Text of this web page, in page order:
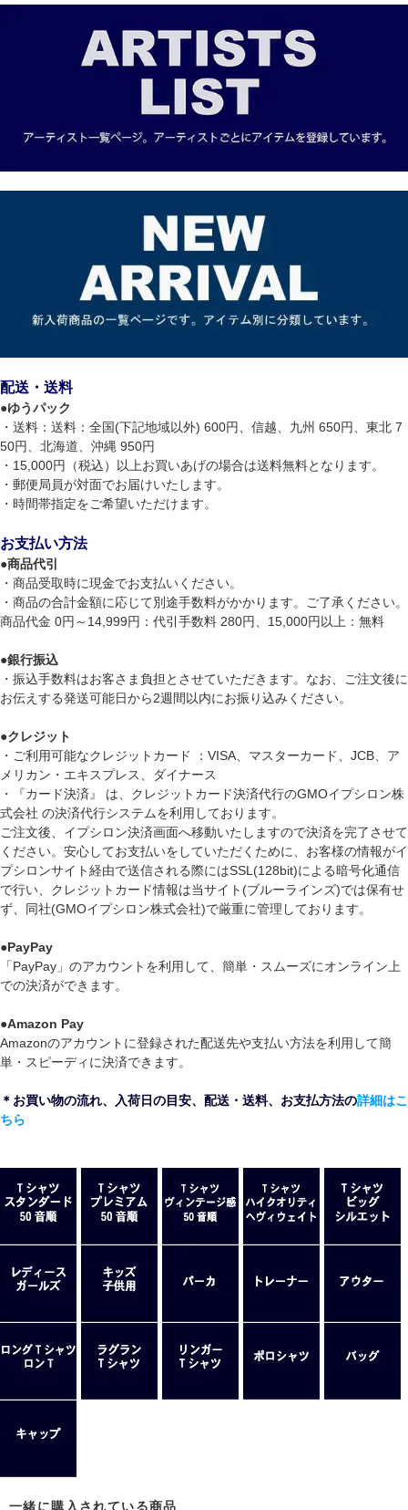
配送・送料
●ゆうパック
・送料：送料：全国(下記地域以外) 600円、信越、九州 650円、東北 7
50円、北海道、沖縄 950円
・15,000円（税込）以上お買いあげの場合は送料無料となります。
・郵便局員が対面でお届けいたします。
・時間帯指定をご希望いただけます。
お支払い方法
●商品代引
・商品受取時に現金でお支払いください。
・商品の合計金額に応じて別途手数料がかかります。ご了承ください。
商品代金 0円～14,999円：代引手数料 280円、15,000円以上：無料
●銀行振込
・振込手数料はお客さま負担とさせていただきます。なお、ご注文後に
お伝えする発送可能日から2週間以内にお振り込みください。
●クレジット
・ご利用可能なクレジットカード ：VISA、マスターカード、JCB、ア
メリカン・エキスプレス、ダイナース
・『カード決済』 は、クレジットカード決済代行のGMOイプシロン株
式会社 の決済代行システムを利用しております。
ご注文後、イプシロン決済画面へ移動いたしますので決済を完了させて
ください。安心してお支払いをしていただくために、お客様の情報がイ
プシロンサイト経由で送信される際にはSSL(128bit)による暗号化通信
で行い、クレジットカード情報は当サイト(ブルーラインズ)では保有せ
ず、同社(GMOイプシロン株式会社)で厳重に管理しております。
●PayPay
「PayPay」のアカウントを利用して、簡単・スムーズにオンライン上
での決済ができます。
●Amazon Pay
Amazonのアカウントに登録された配送先や支払い方法を利用して簡
単・スピーディに決済できます。
＊お買い物の流れ、入荷日の目安、配送・送料、お支払方法の詳細はこ
ちら
一緒に購入されている商品